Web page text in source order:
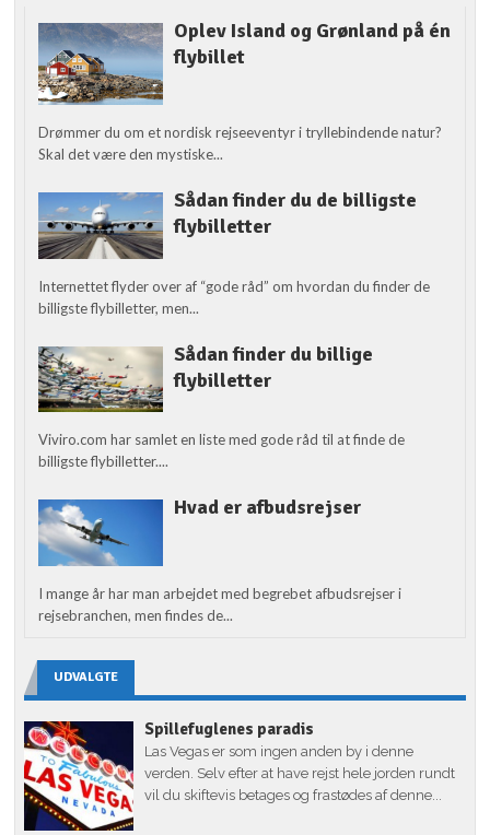
Oplev Island og Grønland på én
flybillet
Drømmer du om et nordisk rejseeventyr i tryllebindende natur?
Skal det være den mystiske...
Sådan finder du de billigste
flybilletter
Internettet flyder over af “gode råd” om hvordan du finder de
billigste flybilletter, men...
Sådan finder du billige
flybilletter
Viviro.com har samlet en liste med gode råd til at finde de
billigste flybilletter....
Hvad er afbudsrejser
I mange år har man arbejdet med begrebet afbudsrejser i
rejsebranchen, men findes de...
UDVALGTE
Spillefuglenes paradis
Las Vegas er som ingen anden by i denne
verden. Selv efter at have rejst hele jorden rundt
vil du skiftevis betages og frastødes af denne...